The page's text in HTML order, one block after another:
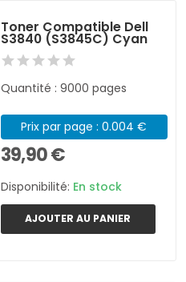
Toner Compatible Dell
S3840 (S3845C) Cyan
Quantité : 9000 pages
Prix par page : 0.004 €
39,90 €
Disponibilité: En stock
AJOUTER AU PANIER